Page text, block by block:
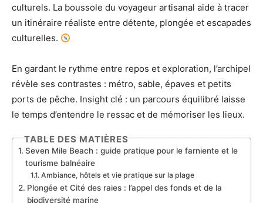
culturels. La boussole du voyageur artisanal aide à tracer
un itinéraire réaliste entre détente, plongée et escapades
culturelles.
En gardant le rythme entre repos et exploration, l’archipel
révèle ses contrastes : métro, sable, épaves et petits
ports de pêche. Insight clé : un parcours équilibré laisse
le temps d’entendre le ressac et de mémoriser les lieux.
TABLE DES MATIÈRES
Seven Mile Beach : guide pratique pour le farniente et le
tourisme balnéaire
Ambiance, hôtels et vie pratique sur la plage
Plongée et Cité des raies : l’appel des fonds et de la
biodiversité marine